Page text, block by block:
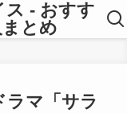
- おすす
とめ
ラマ「サラ